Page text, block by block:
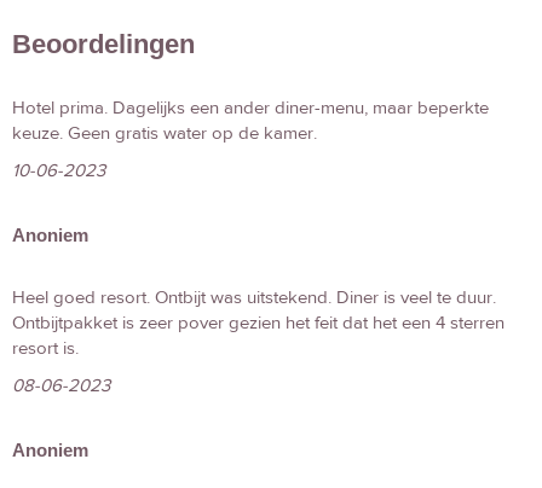
Beoordelingen
Hotel prima. Dagelijks een ander diner-menu, maar beperkte
keuze. Geen gratis water op de kamer.
10-06-2023
Anoniem
Heel goed resort. Ontbijt was uitstekend. Diner is veel te duur.
Ontbijtpakket is zeer pover gezien het feit dat het een 4 sterren
resort is.
08-06-2023
Anoniem